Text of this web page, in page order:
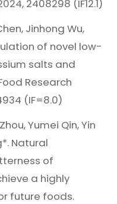
2408298 (IF12.1)
Jinhong Wu,
of novel low-
salts and
Research
(IF=8.0)
Yumei Qin, Yin
Natural
of
a highly
future foods.